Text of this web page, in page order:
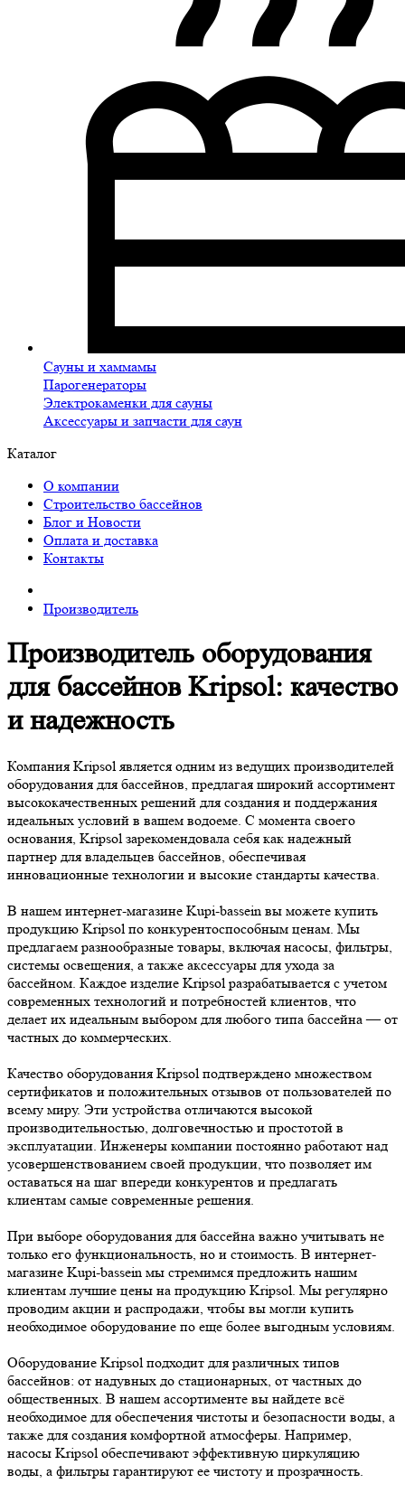
Сауны и хаммамы
Парогенераторы
Электрокаменки для сауны
Аксессуары и запчасти для саун
Каталог
О компании
Строительство бассейнов
Блог и Новости
Оплата и доставка
Контакты
Производитель
Производитель оборудования
для бассейнов Kripsol: качество
и надежность
Компания Kripsol является одним из ведущих производителей
оборудования для бассейнов, предлагая широкий ассортимент
высококачественных решений для создания и поддержания
идеальных условий в вашем водоеме. С момента своего
основания, Kripsol зарекомендовала себя как надежный
партнер для владельцев бассейнов, обеспечивая
инновационные технологии и высокие стандарты качества.
В нашем интернет-магазине Kupi-bassein вы можете купить
продукцию Kripsol по конкурентоспособным ценам. Мы
предлагаем разнообразные товары, включая насосы, фильтры,
системы освещения, а также аксессуары для ухода за
бассейном. Каждое изделие Kripsol разрабатывается с учетом
современных технологий и потребностей клиентов, что
делает их идеальным выбором для любого типа бассейна — от
частных до коммерческих.
Качество оборудования Kripsol подтверждено множеством
сертификатов и положительных отзывов от пользователей по
всему миру. Эти устройства отличаются высокой
производительностью, долговечностью и простотой в
эксплуатации. Инженеры компании постоянно работают над
усовершенствованием своей продукции, что позволяет им
оставаться на шаг впереди конкурентов и предлагать
клиентам самые современные решения.
При выборе оборудования для бассейна важно учитывать не
только его функциональность, но и стоимость. В интернет-
магазине Kupi-bassein мы стремимся предложить нашим
клиентам лучшие цены на продукцию Kripsol. Мы регулярно
проводим акции и распродажи, чтобы вы могли купить
необходимое оборудование по еще более выгодным условиям.
Оборудование Kripsol подходит для различных типов
бассейнов: от надувных до стационарных, от частных до
общественных. В нашем ассортименте вы найдете всё
необходимое для обеспечения чистоты и безопасности воды, а
также для создания комфортной атмосферы. Например,
насосы Kripsol обеспечивают эффективную циркуляцию
воды, а фильтры гарантируют ее чистоту и прозрачность.